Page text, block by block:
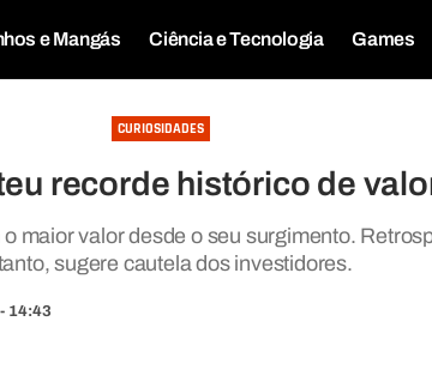
e Mangás Ciência e Tecnologia Games
CURIOSIDADES
recorde histórico de
maior valor desde o seu surgimento.
sugere cautela dos investidores.
14:43